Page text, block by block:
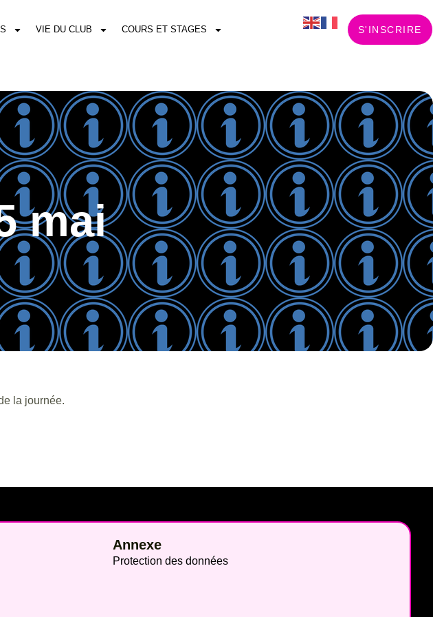
VIE DU CLUB COURS ET STAGES S'INSCRIRE
mai
la journée.
Annexe
Protection des données